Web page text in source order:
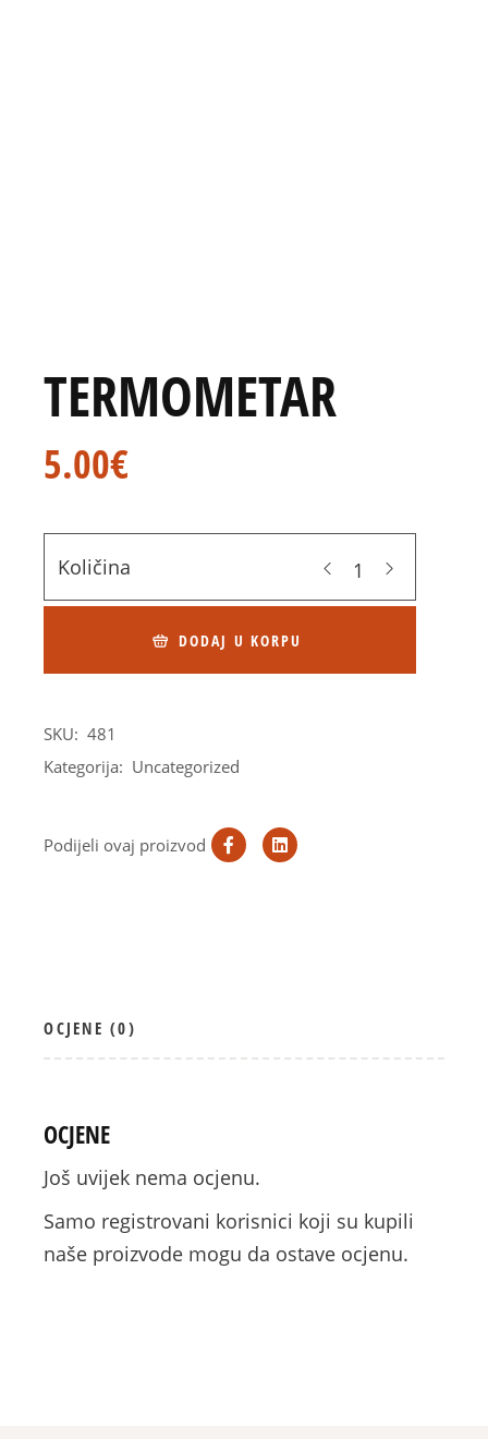
TERMOMETAR
5.00€
Količina
DODAJ U KORPU
SKU: 481
Kategorija: Uncategorized
Podijeli ovaj proizvod
OCJENE (0)
OCJENE
Još uvijek nema ocjenu.
Samo registrovani korisnici koji su kupili
naše proizvode mogu da ostave ocjenu.